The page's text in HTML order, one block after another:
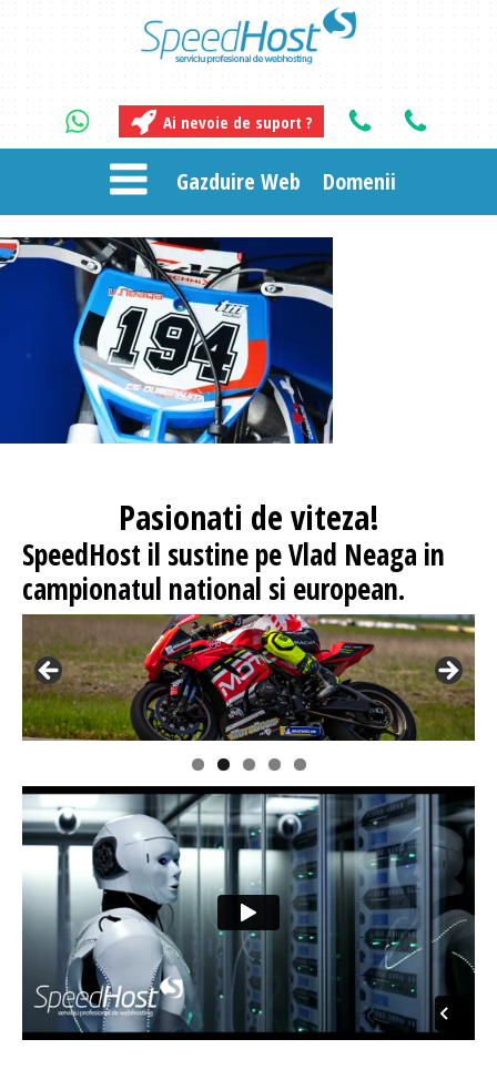
Ai nevoie de suport ?
Gazduire Web Domenii
Pasionati de viteza!
SpeedHost il sustine pe Vlad Neaga in
campionatul national si european.